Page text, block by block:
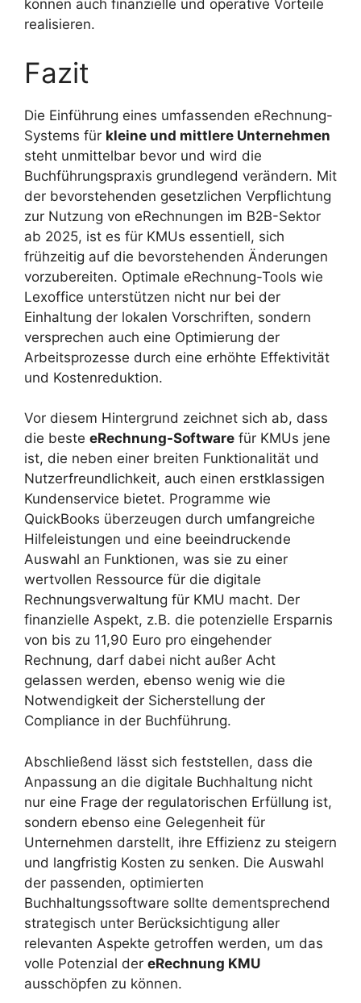
können auch finanzielle und operative Vorteile
realisieren.
Fazit
Die Einführung eines umfassenden eRechnung-
Systems für kleine und mittlere Unternehmen
steht unmittelbar bevor und wird die
Buchführungspraxis grundlegend verändern. Mit
der bevorstehenden gesetzlichen Verpflichtung
zur Nutzung von eRechnungen im B2B-Sektor
ab 2025, ist es für KMUs essentiell, sich
frühzeitig auf die bevorstehenden Änderungen
vorzubereiten. Optimale eRechnung-Tools wie
Lexoffice unterstützen nicht nur bei der
Einhaltung der lokalen Vorschriften, sondern
versprechen auch eine Optimierung der
Arbeitsprozesse durch eine erhöhte Effektivität
und Kostenreduktion.
Vor diesem Hintergrund zeichnet sich ab, dass
die beste eRechnung-Software für KMUs jene
ist, die neben einer breiten Funktionalität und
Nutzerfreundlichkeit, auch einen erstklassigen
Kundenservice bietet. Programme wie
QuickBooks überzeugen durch umfangreiche
Hilfeleistungen und eine beeindruckende
Auswahl an Funktionen, was sie zu einer
wertvollen Ressource für die digitale
Rechnungsverwaltung für KMU macht. Der
finanzielle Aspekt, z.B. die potenzielle Ersparnis
von bis zu 11,90 Euro pro eingehender
Rechnung, darf dabei nicht außer Acht
gelassen werden, ebenso wenig wie die
Notwendigkeit der Sicherstellung der
Compliance in der Buchführung.
Abschließend lässt sich feststellen, dass die
Anpassung an die digitale Buchhaltung nicht
nur eine Frage der regulatorischen Erfüllung ist,
sondern ebenso eine Gelegenheit für
Unternehmen darstellt, ihre Effizienz zu steigern
und langfristig Kosten zu senken. Die Auswahl
der passenden, optimierten
Buchhaltungssoftware sollte dementsprechend
strategisch unter Berücksichtigung aller
relevanten Aspekte getroffen werden, um das
volle Potenzial der eRechnung KMU
ausschöpfen zu können.